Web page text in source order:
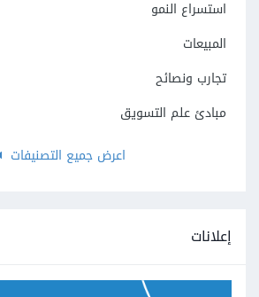
استسراع النمو
المبيعات
تجارب ونصائح
مبادئ علم التسويق
اعرض جميع التصنيفات
إعلانات